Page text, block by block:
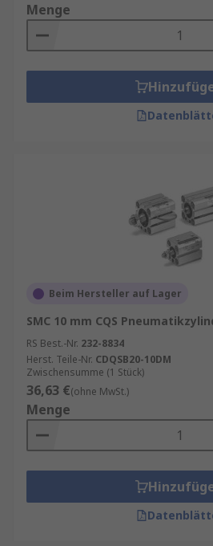
Menge
Beim Hersteller auf Lager
SMC 10 mm CQS
RS Best.-Nr. 232-8834
Herst. Teile-Nr. CDQSB20-10DM
Zwischensumme (1 Stück)
36,63 €(ohne MwSt.)
Menge